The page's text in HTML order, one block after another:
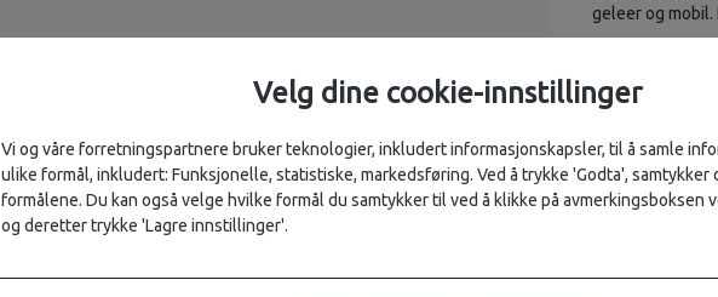
geleer og mobil.
Weight:
Dimensions
Fabric:320Gr
• 100 %
Velg dine cookie-innstillinger
Vi og våre forretningspartnere bruker teknologier, inkludert informasjonskapsler, til å samle
ulike formål, inkludert: Funksjonelle, statistiske, markedsføring. Ved å trykke 'Godta', samtykker
formålene. Du kan også velge hvilke formål du samtykker til ved å klikke på avmerkingsboksen
og deretter trykke 'Lagre innstillinger'.